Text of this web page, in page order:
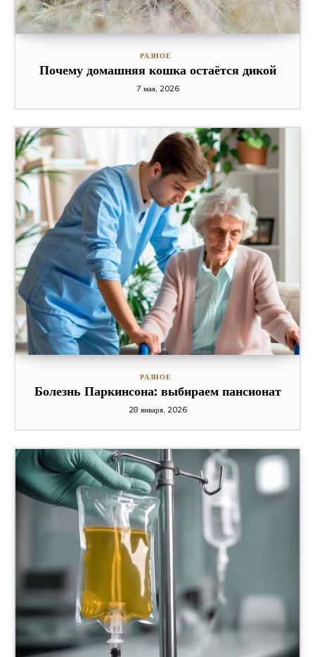
РАЗНОЕ
Почему домашняя кошка остаётся дикой
7 мая, 2026
РАЗНОЕ
Болезнь Паркинсона: выбираем пансионат
28 января, 2026